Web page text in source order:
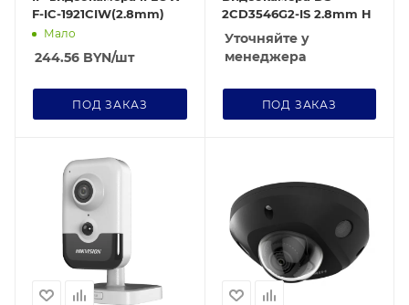
F-IC-1921CIW(2.8mm)
Мало
244.56 BYN/шт
ПОД ЗАКАЗ
2CD3546G2-IS 2.8mm H
Уточняйте у
менеджера
ПОД ЗАКАЗ